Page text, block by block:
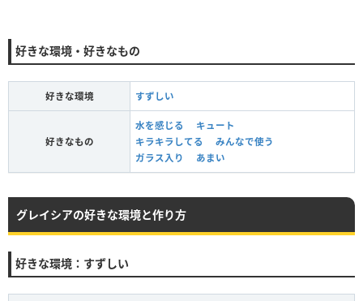
好きな環境・好きなもの
好きな環境 すずしい
好きなもの
水を感じる
キュート
キラキラしてる
みんなで使う
ガラス入り
あまい
グレイシアの好きな環境と作り方
好きな環境：すずしい